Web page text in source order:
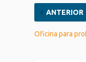
ANTERIOR
Oficina para